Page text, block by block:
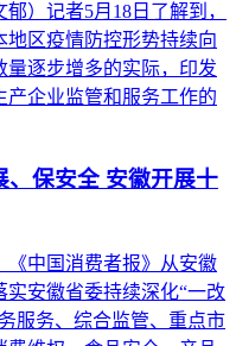
）记者5月18日了解到，
区疫情防控形势持续向
逐步增多的实际，印发
产企业监管和服务工作的
、保安全 安徽开展十
《中国消费者报》从安徽
安徽省委持续深化“一改
服务、综合监管、重点市